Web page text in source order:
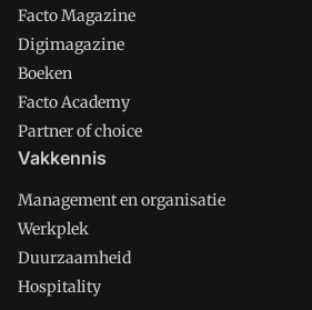
Facto Magazine
Digimagazine
Boeken
Facto Academy
Partner of choice
Vakkennis
Management en organisatie
Werkplek
Duurzaamheid
Hospitality